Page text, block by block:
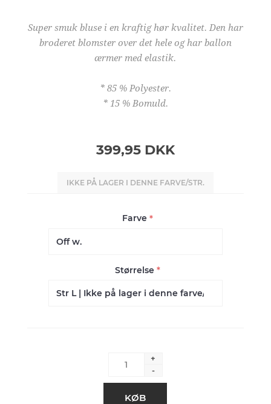
Super smuk bluse i en kraftig hør kvalitet. Den har
broderet blomster over det hele og har ballon
ærmer med elastik.
* 85 % Polyester.
* 15 % Bomuld.
399,95 DKK
IKKE PÅ LAGER I DENNE FARVE/STR.
Farve*
Størrelse*
+
-